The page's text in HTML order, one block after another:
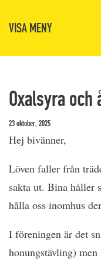
VISA MENY
Oxalsyra
23 oktober, 2025
Hej bivänner,
Löven faller från
sakta ut. Bina håller
hålla oss inomhus
I föreningen är det
honungstävling)